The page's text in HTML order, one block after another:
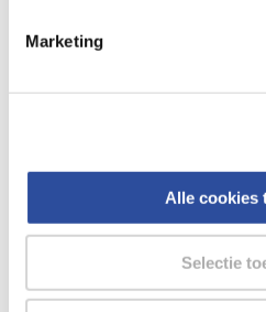
Marketing
Alle cookies
Selectie
Bekijk alles van:
HASK Keratin protein
Hask Keratin protein